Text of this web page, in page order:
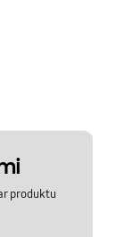
produktu